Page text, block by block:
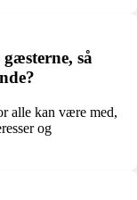
så
alle kan være med,
og